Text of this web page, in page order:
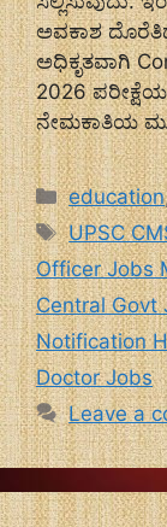
ಅವಕಾಶ
ಅಧಿಕೃತವಾಗಿ
2026
ನೇಮಕಾತಿಯ
education
Tags
UPSC
Officer Jobs
Central Govt
Notification
Doctor Jobs
Leave a